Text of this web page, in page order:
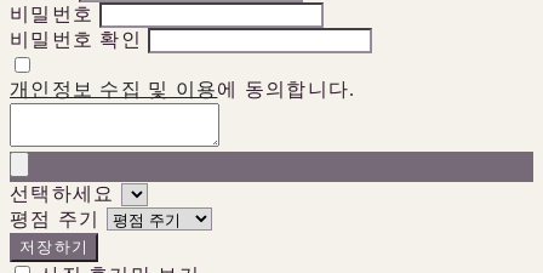
비밀번호
비밀번호 확인
개인정보 수집 및 이용에 동의합니다.
선택하세요
평점 주기
저장하기